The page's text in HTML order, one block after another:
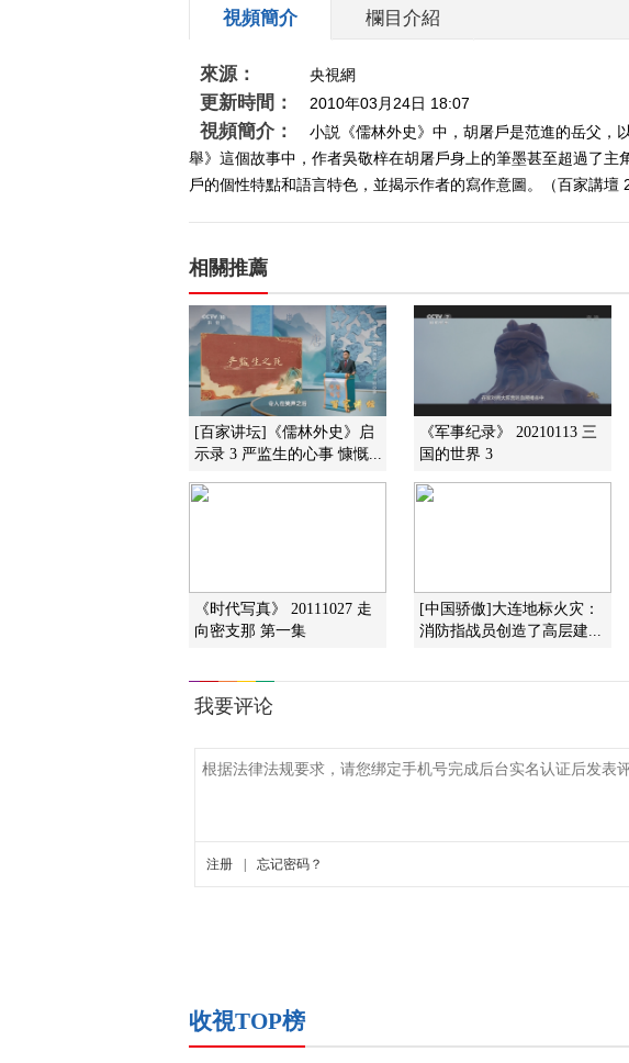
視頻簡介 欄目介紹
來源： 央視網
更新時間： 2010年03月24日 18:07
視頻簡介：
小説《儒林外史》中，胡屠戶是范進的岳父，
舉》這個故事中，作者吳敬梓在胡屠戶身上的筆墨甚至超過了
戶的個性特點和語言特色，並揭示作者的寫作意圖。（百家講壇
相關推薦
[百家讲坛]《儒林外史》启
示录 3 严监生的心事 慷慨...
《军事纪录》 20210113 三
国的世界 3
《时代写真》 20111027 走
向密支那 第一集
[中国骄傲]大连地标火灾：
消防指战员创造了高层建...
收視TOP榜